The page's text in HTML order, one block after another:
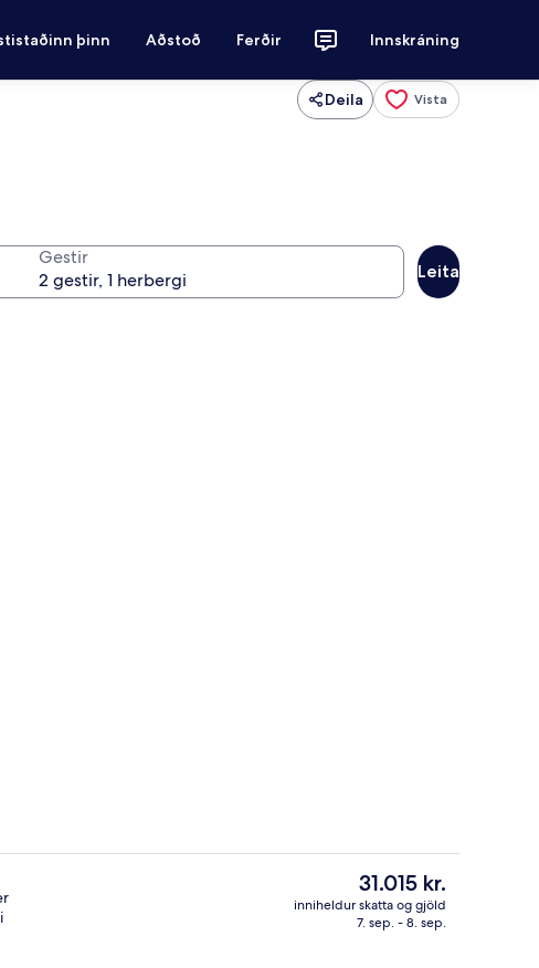
þinn Aðstoð Ferðir Innskráning
Deila Vista
Gestir
Leita
gististað
Núverandi
verð
er
31.015 kr.
inniheldur skatta og gjöld
7. sep. - 8. sep.